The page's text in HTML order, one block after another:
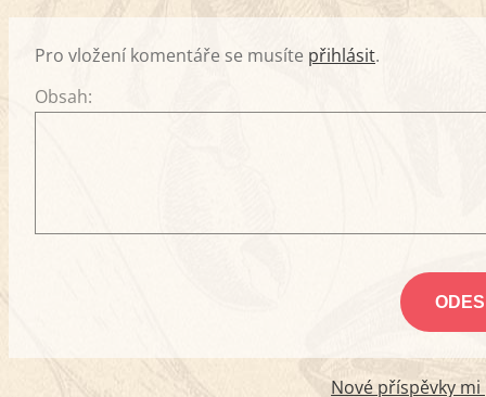
Pro vložení komentáře se musíte přihlásit.
Obsah:
Nové příspěvky